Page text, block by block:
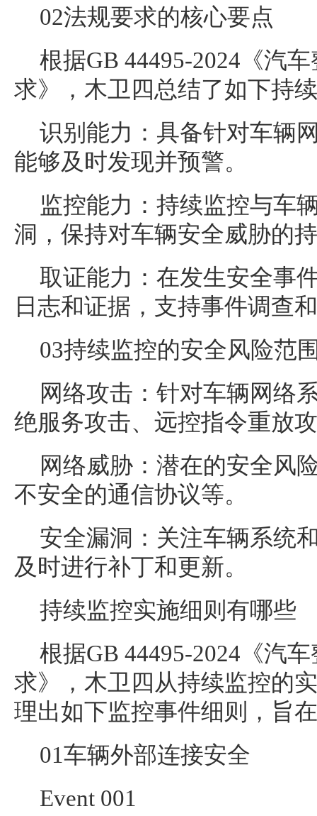
02法规要求的核心要点
根据GB 44495-2024《汽
求》，木卫四总结了如下持
识别能力：具备针对车辆
能够及时发现并预警。
监控能力：持续监控与车
洞，保持对车辆安全威胁的
取证能力：在发生安全事
日志和证据，支持事件调查
03持续监控的安全风险范
网络攻击：针对车辆网络
绝服务攻击、远控指令重放
网络威胁：潜在的安全风
不安全的通信协议等。
安全漏洞：关注车辆系统
及时进行补丁和更新。
持续监控实施细则有哪些
根据GB 44495-2024《汽
求》，木卫四从持续监控的
理出如下监控事件细则，旨
01车辆外部连接安全
Event 001